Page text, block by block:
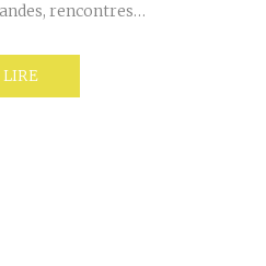
rencontres…
LIRE